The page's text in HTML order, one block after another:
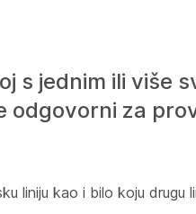
s jednim ili više
za
liniju kao i bilo koju drugu